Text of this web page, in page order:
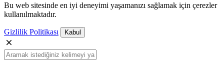
Bu web sitesinde en iyi deneyimi yaşamanızı sağlamak için çerezler
kullanılmaktadır.
Gizlilik Politikası Kabul